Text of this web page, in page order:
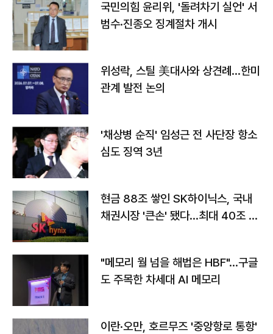
국민의힘 윤리위, '돌려차기 실언' 서
범수·진종오 징계절차 개시
위성락, 스틸 美대사와 상견례…한미
관계 발전 논의
'채상병 순직' 임성근 전 사단장 항소
심도 징역 3년
현금 88조 쌓인 SK하이닉스, 국내
채권시장 '큰손' 됐다…최대 40조 투
"메모리 월 넘을 해법은 HBF"…구글
도 주목한 차세대 AI 메모리
이란·오만, 호르무즈 '중앙항로 통항'